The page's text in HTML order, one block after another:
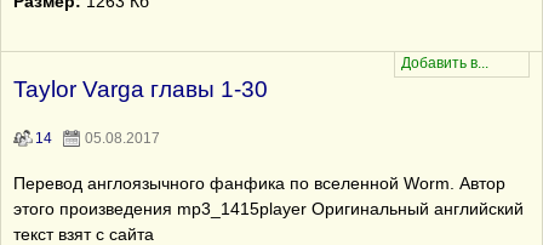
Taylor Varga главы 1-30
14 05.08.2017
Перевод англоязычного фанфика по вселенной Worm. Автор
этого произведения mp3_1415player Оригинальный английский
текст взят с сайта